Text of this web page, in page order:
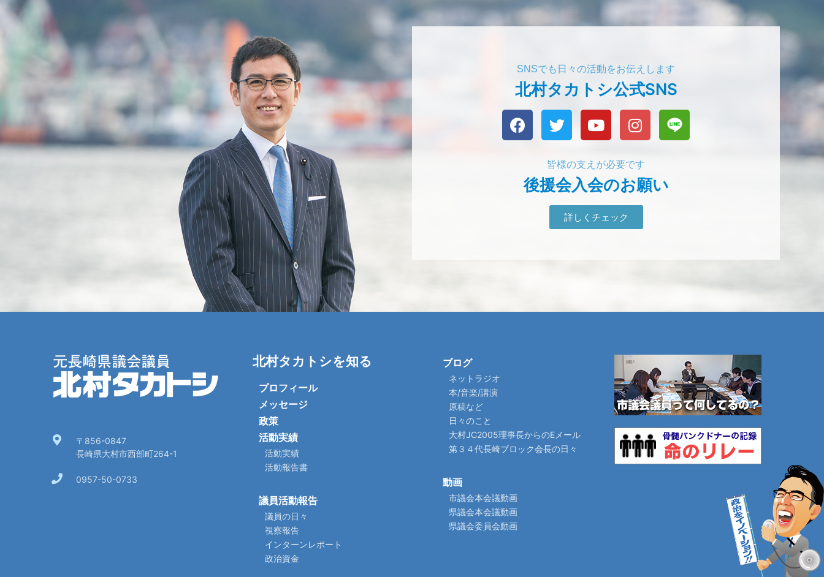
北村タカトシ公式SNS
SNSでも日々の活動をお伝えします
後援会入会のお願い
皆様の支えが必要です
詳しくチェック
〒856-0847
長崎県大村市西部町264-1
0957-50-0733
北村タカトシを知る
プロフィール
メッセージ
政策
活動実績
活動実績
活動報告書
議員活動報告
議員の日々
視察報告
インターンレポート
政治資金
ブログ
ネットラジオ
本/音楽/講演
原稿など
日々のこと
大村JC2005理事長からのEメール
第３４代長崎ブロック会長の日々
動画
市議会本会議動画
県議会本会議動画
県議会委員会動画